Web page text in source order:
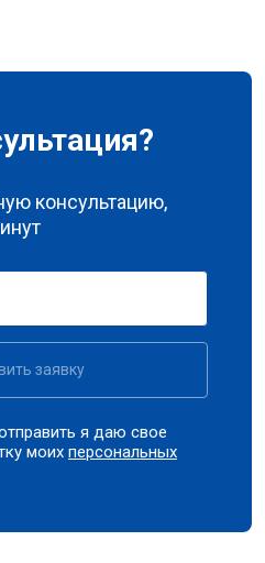
консультацию,
заявку
я даю свое
моихперсональных